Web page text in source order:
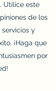
Utilice este
de los
y
¡Haga que
por